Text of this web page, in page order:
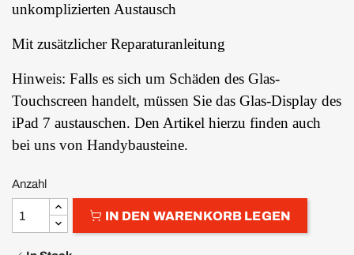
unkomplizierten Austausch
Mit zusätzlicher Reparaturanleitung
Hinweis: Falls es sich um Schäden des Glas-
Touchscreen handelt, müssen Sie das Glas-Display des
iPad 7 austauschen. Den Artikel hierzu finden auch
bei uns von Handybausteine.
Anzahl
IN DEN WARENKORB LEGEN